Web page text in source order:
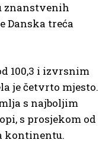
znanstvenih
Danska treća
100,3 i izvrsnim
je četvrto mjesto.
s najboljim
s prosjekom od
kontinentu.